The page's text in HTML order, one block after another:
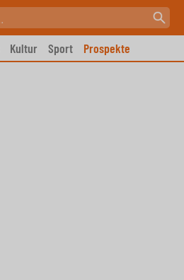
Kultur Sport Prospekte